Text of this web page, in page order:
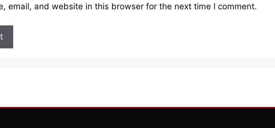
email, and website in this browser for the next time I comment.